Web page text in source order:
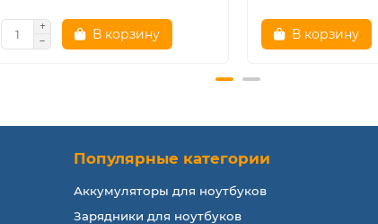
В корзину В корзину
Популярные категории
Аккумуляторы для ноутбуков
Зарядники для ноутбуков